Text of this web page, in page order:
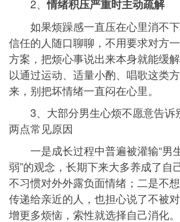
2、情绪积压严重时主动疏解
如果烦躁感一直压在心里消不下
信任的人随口聊聊，不用要求对方
方案，把烦心事说出来本身就能缓
以通过运动、适量小酌、唱歌这类
来，别把坏情绪一直闷在心里。
3、大部分男生心烦不愿意告诉
两点常见原因
一是成长过程中普遍被灌输“男
弱”的观念，长期下来大多养成了自
不习惯对外外露负面情绪；二是不
传递给亲近的人，也担心说了不被
增更多烦恼，索性就选择自己消化。